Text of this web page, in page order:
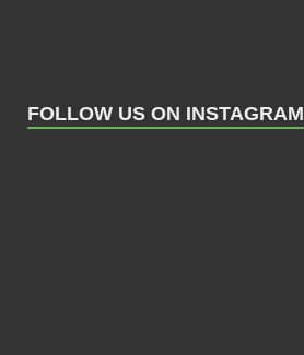
FOLLOW US ON INSTAGRAM